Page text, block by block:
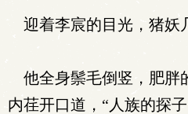
迎着李宸的目光，猪妖
他全身鬃毛倒竖，肥胖
内荏开口道，“人族的探子